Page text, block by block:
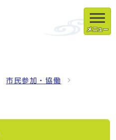
メニュー
市民参加・協働